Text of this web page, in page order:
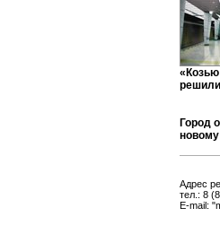
решили
Город
новому
Адрес
тел.: 8
E-mail: